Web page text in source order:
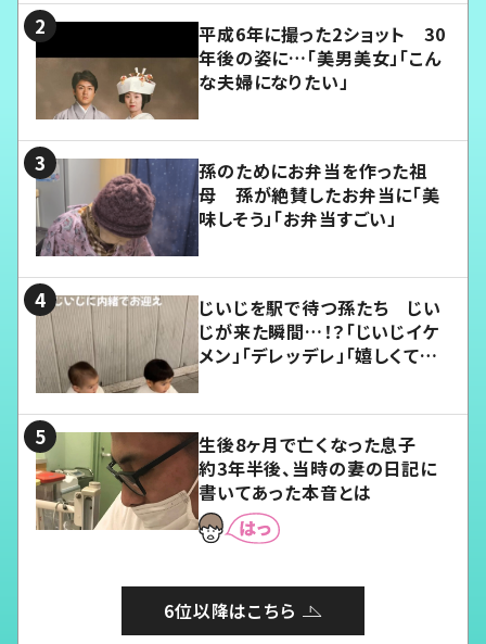
平成6年に撮った2ショット 30
年後の姿に…「美男美女」「こん
な夫婦になりたい」
孫のためにお弁当を作った祖
母 孫が絶賛したお弁当に「美
味しそう」「お弁当すごい」
じいじを駅で待つ孫たち じい
じが来た瞬間…！？「じいじイケ
メン」「デレッデレ」「嬉しくて可
生後8ヶ月で亡くなった息子
約3年半後、当時の妻の日記に
書いてあった本音とは
6位以降はこちら